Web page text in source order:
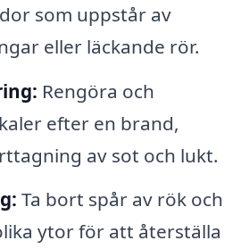
som uppstår av
eller läckande rör.
Rengöra och
efter en brand,
av sot och lukt.
Ta bort spår av rök och
ytor för att återställa